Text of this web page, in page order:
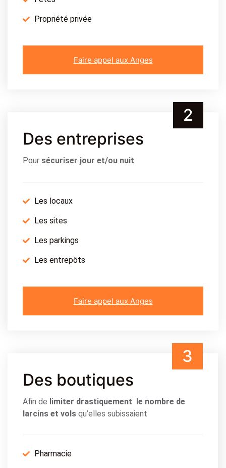
Propriété privée
Faire appel aux Anges
2
Des entreprises
Pour sécuriser jour et/ou nuit
Les locaux
Les sites
Les parkings
Les entrepôts
Faire appel aux Anges
3
Des boutiques
Afin de limiter drastiquement le nombre de
larcins et vols qu’elles subissaient
Pharmacie